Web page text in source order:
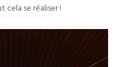
se réaliser !